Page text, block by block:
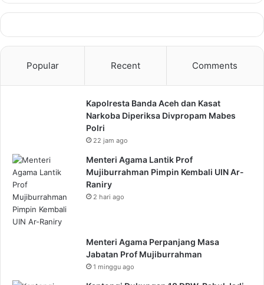
Popular Recent Comments
Kapolresta Banda Aceh dan Kasat
Narkoba Diperiksa Divpropam Mabes
Polri
22 jam ago
Menteri Agama Lantik Prof
Mujiburrahman Pimpin Kembali UIN Ar-
Raniry
2 hari ago
Menteri Agama Perpanjang Masa
Jabatan Prof Mujiburrahman
1 minggu ago